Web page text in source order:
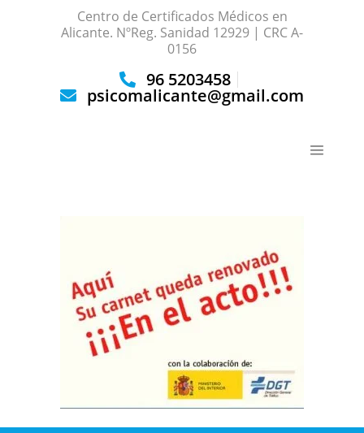
Centro de Certificados Médicos en
Alicante. NºReg. Sanidad 12929 | CRC A-
0156
96 5203458
psicomalicante@gmail.com